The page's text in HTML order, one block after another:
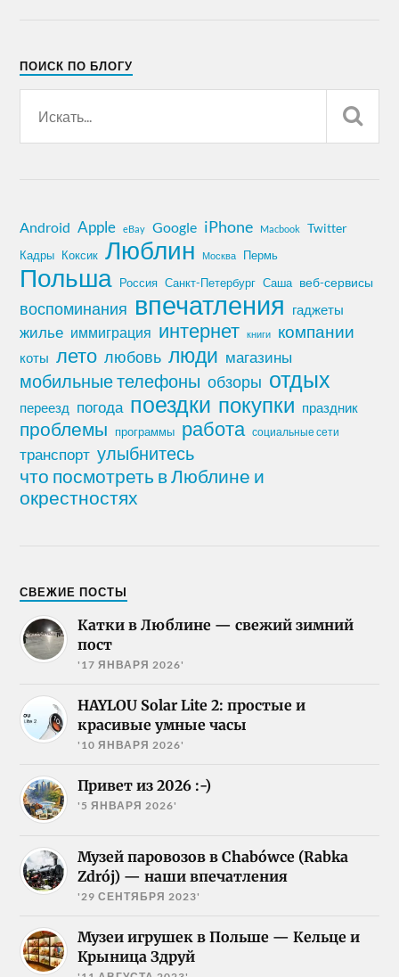
ПОИСК ПО БЛОГУ
Android Apple eBay Google iPhone Macbook Twitter
Кадры Коксик Люблин Москва Пермь
Польша Россия Санкт-Петербург Саша веб-сервисы
воспоминания впечатления гаджеты
жилье иммиграция интернет книги компании
коты лето любовь люди магазины
мобильные телефоны обзоры отдых
переезд погода поездки покупки праздник
проблемы программы работа социальные сети
транспорт улыбнитесь
что посмотреть в Люблине и
окрестностях
СВЕЖИЕ ПОСТЫ
Катки в Люблине — свежий зимний
пост
'17 ЯНВАРЯ 2026'
HAYLOU Solar Lite 2: простые и
красивые умные часы
'10 ЯНВАРЯ 2026'
Привет из 2026 :-)
'5 ЯНВАРЯ 2026'
Музей паровозов в Chabówce (Rabka
Zdrój) — наши впечатления
'29 СЕНТЯБРЯ 2023'
Музеи игрушек в Польше — Кельце и
Крыница Здруй